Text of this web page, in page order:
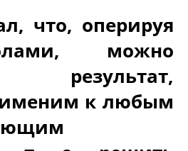
что, оперируя
можно
результат,
к любым